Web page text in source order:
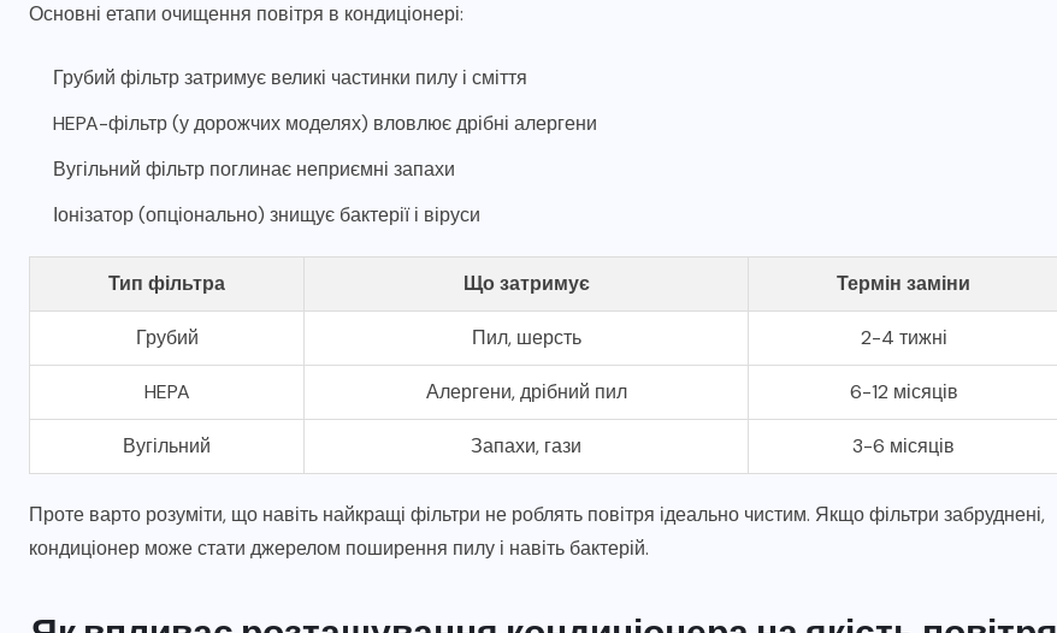
Основні етапи очищення повітря в кондиціонері:
Грубий фільтр затримує великі частинки пилу і сміття
HEPA-фільтр (у дорожчих моделях) вловлює дрібні алергени
Вугільний фільтр поглинає неприємні запахи
Іонізатор (опціонально) знищує бактерії і віруси
Тип фільтра Що затримує Термін заміни
Грубий Пил, шерсть 2-4 тижні
HEPA Алергени, дрібний пил 6-12 місяців
Вугільний Запахи, гази 3-6 місяців
Проте варто розуміти, що навіть найкращі фільтри не роблять повітря ідеально чистим. Якщо фільтри забруднені,
кондиціонер може стати джерелом поширення пилу і навіть бактерій.